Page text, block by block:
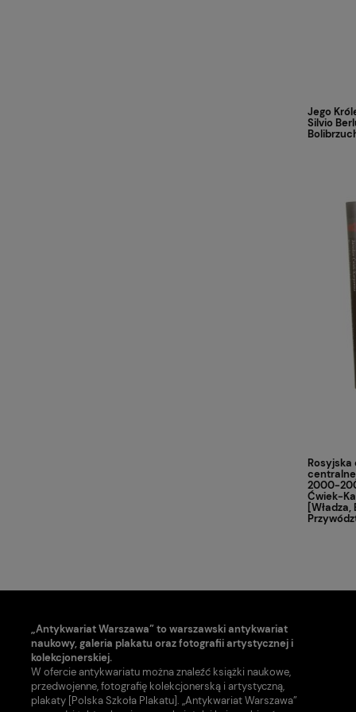
Jego
Silvio
Rosyjska
2000-
Ćwiek-
[Władza,
„Antykwariat Warszawa” to warszawski antykwariat
naukowy, galeria plakatu oraz fotografii artystycznej i
kolekcjonerskiej.
W ofercie antykwariatu można znaleźć książki naukowe,
przedwojenne, fotografię kolekcjonerską i artystyczną,
plakaty [Polska Szkoła Plakatu]. „Antykwariat Warszawa”